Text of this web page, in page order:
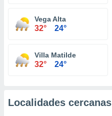
Vega Alta
32° 24°
Villa Matilde
32° 24°
Localidades cercanas